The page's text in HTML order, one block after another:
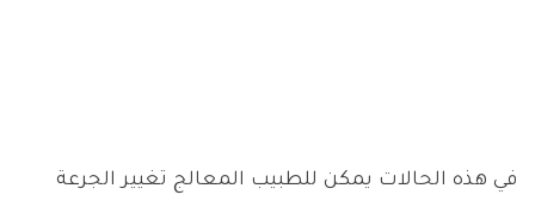
في هذه الحالات يمكن للطبيب المعالج تغيير الجرعة